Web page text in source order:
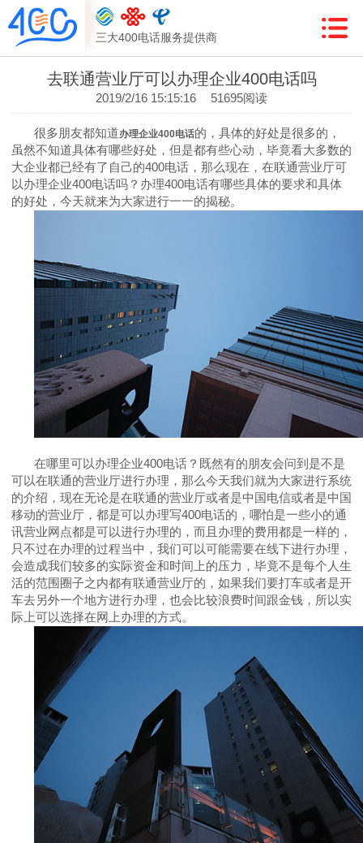
三大400电话服务提供商
去联通营业厅可以办理企业400电话吗
2019/2/16 15:15:16 51695阅读
很多朋友都知道办理企业400电话的，具体的好处是很多的，
虽然不知道具体有哪些好处，但是都有些心动，毕竟看大多数的
大企业都已经有了自己的400电话，那么现在，在联通营业厅可
以办理企业400电话吗？办理400电话有哪些具体的要求和具体
的好处，今天就来为大家进行一一的揭秘。
在哪里可以办理企业400电话？既然有的朋友会问到是不是
可以在联通的营业厅进行办理，那么今天我们就为大家进行系统
的介绍，现在无论是在联通的营业厅或者是中国电信或者是中国
移动的营业厅，都是可以办理写400电话的，哪怕是一些小的通
讯营业网点都是可以进行办理的，而且办理的费用都是一样的，
只不过在办理的过程当中，我们可以可能需要在线下进行办理，
会造成我们较多的实际资金和时间上的压力，毕竟不是每个人生
活的范围圈子之内都有联通营业厅的，如果我们要打车或者是开
车去另外一个地方进行办理，也会比较浪费时间跟金钱，所以实
际上可以选择在网上办理的方式。